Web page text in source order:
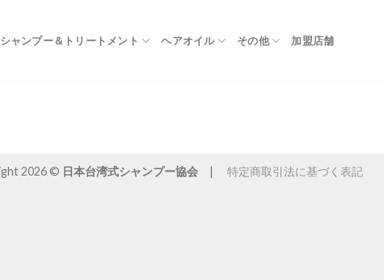
シャンプー＆トリートメント ヘアオイル その他 加盟店舗
2026 © 日本台湾式シャンプー協会| 特定商取引法に基づく表記